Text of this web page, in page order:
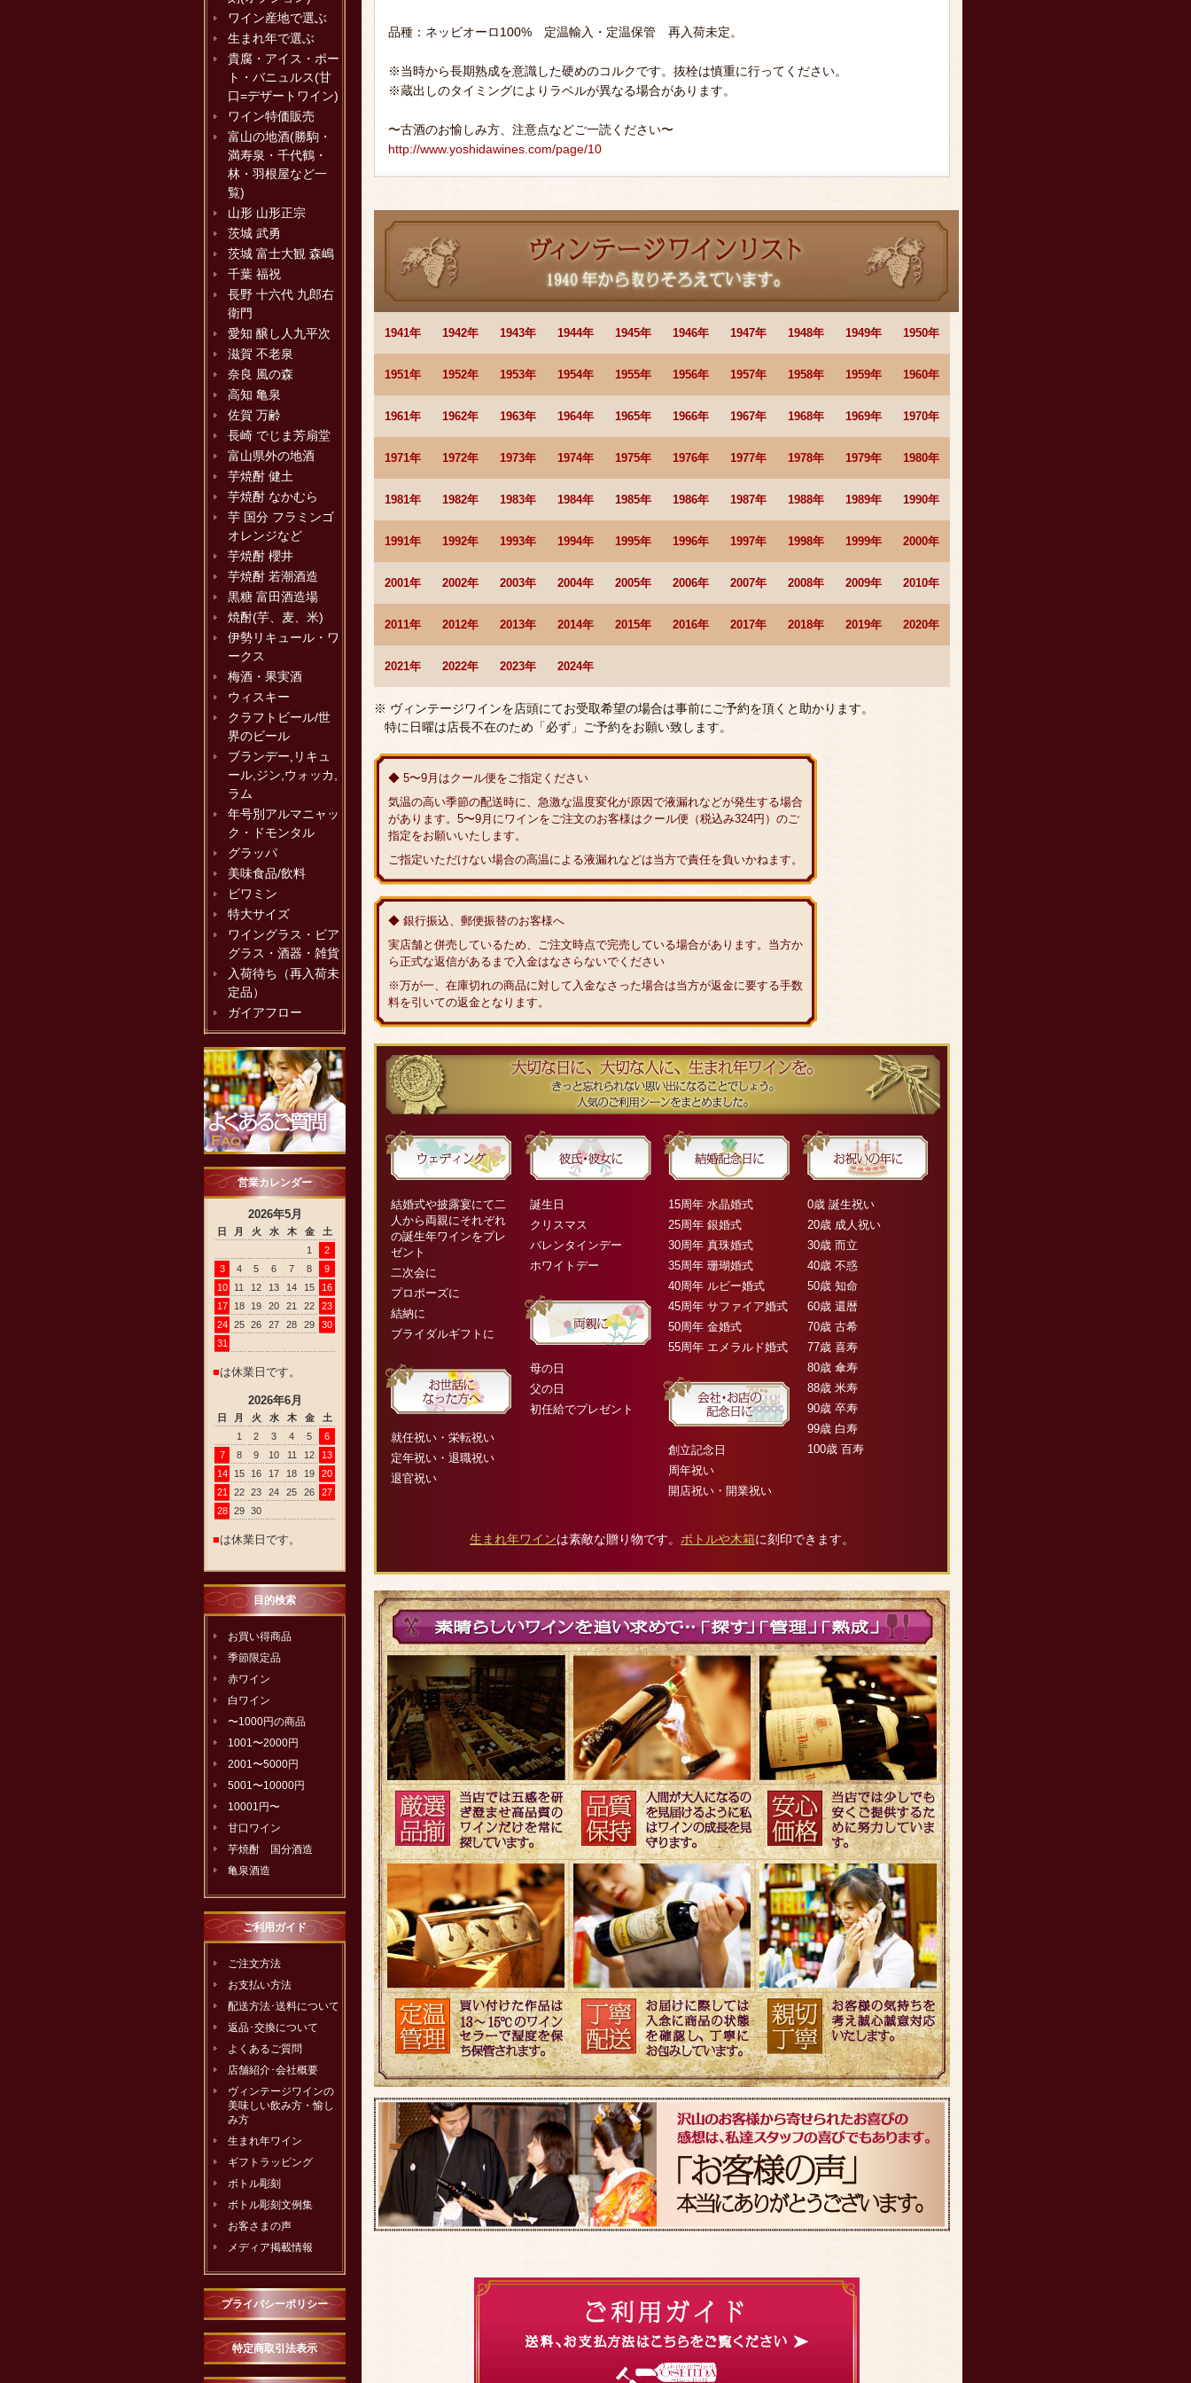
ワイン産地で選ぶ
生まれ年で選ぶ
貴腐・アイス・ポー
ト・バニュルス(甘
口=デザートワイン)
ワイン特価販売
富山の地酒(勝駒・
満寿泉・千代鶴・
林・羽根屋など一
覧)
山形 山形正宗
茨城 武勇
茨城 富士大観 森嶋
千葉 福祝
長野 十六代 九郎右
衛門
愛知 醸し人九平次
滋賀 不老泉
奈良 風の森
高知 亀泉
佐賀 万齢
長崎 でじま芳扇堂
富山県外の地酒
芋焼酎 健土
芋焼酎 なかむら
芋 国分 フラミンゴ
オレンジなど
芋焼酎 櫻井
芋焼酎 若潮酒造
黒糖 富田酒造場
焼酎(芋、麦、米)
伊勢リキュール・ワ
ークス
梅酒・果実酒
ウィスキー
クラフトビール/世
界のビール
ブランデー,リキュ
ール,ジン,ウォッカ,
ラム
年号別アルマニャッ
ク・ドモンタル
グラッパ
美味食品/飲料
ビワミン
特大サイズ
ワイングラス・ビア
グラス・酒器・雑貨
入荷待ち（再入荷未
定品）
ガイアフロー
営業カレンダー
2026年5月
日 月 火 水 木 金
土
1
2
3
4 5 6 7 8
9
10
11 12 13 14 15
16
17
18 19 20 21 22
23
24
25 26 27 28 29
30
31
■は休業日です。
2026年6月
日 月 火 水 木 金
土
1
2 3 4 5
6
7
8 9 10 11 12
13
14
15 16 17 18 19
20
21
22 23 24 25 26
27
28
29 30
■は休業日です。
目的検索
お買い得商品
季節限定品
赤ワイン
白ワイン
〜1000円の商品
1001〜2000円
2001〜5000円
5001〜10000円
10001円〜
甘口ワイン
芋焼酎 国分酒造
亀泉酒造
ご利用ガイド
ご注文方法
お支払い方法
配送方法･送料について
返品･交換について
よくあるご質問
店舗紹介･会社概要
ヴィンテージワインの
美味しい飲み方・愉し
み方
生まれ年ワイン
ギフトラッピング
ボトル彫刻
ボトル彫刻文例集
お客さまの声
メディア掲載情報
プライバシーポリシー
特定商取引法表示
品種：ネッビオーロ100% 定温輸入・定温保管 再入荷未定。
※当時から長期熟成を意識した硬めのコルクです。抜栓は慎重に行ってください。
※蔵出しのタイミングによりラベルが異なる場合があります。
〜古酒のお愉しみ方、注意点などご一読ください〜
http://www.yoshidawines.com/page/10
1941年 1942年 1943年 1944年 1945年 1946年 1947年 1948年 1949年 1950年
1951年 1952年 1953年 1954年 1955年 1956年 1957年 1958年 1959年 1960年
1961年 1962年 1963年 1964年 1965年 1966年 1967年 1968年 1969年 1970年
1971年 1972年 1973年 1974年 1975年 1976年 1977年 1978年 1979年 1980年
1981年 1982年 1983年 1984年 1985年 1986年 1987年 1988年 1989年 1990年
1991年 1992年 1993年 1994年 1995年 1996年 1997年 1998年 1999年 2000年
2001年 2002年 2003年 2004年 2005年 2006年 2007年 2008年 2009年 2010年
2011年 2012年 2013年 2014年 2015年 2016年 2017年 2018年 2019年 2020年
2021年 2022年 2023年 2024年
※ ヴィンテージワインを店頭にてお受取希望の場合は事前にご予約を頂くと助かります。
特に日曜は店長不在のため「必ず」ご予約をお願い致します。
◆ 5〜9月はクール便をご指定ください
気温の高い季節の配送時に、急激な温度変化が原因で液漏れなどが発生する場合
があります。5〜9月にワインをご注文のお客様はクール便（税込み324円）のご
指定をお願いいたします。
ご指定いただけない場合の高温による液漏れなどは当方で責任を負いかねます。
◆ 銀行振込、郵便振替のお客様へ
実店舗と併売しているため、ご注文時点で完売している場合があります。当方か
ら正式な返信があるまで入金はなさらないでください
※万が一、在庫切れの商品に対して入金なさった場合は当方が返金に要する手数
料を引いての返金となります。
結婚式や披露宴にて二
人から両親にそれぞれ
の誕生年ワインをプレ
ゼント
二次会に
プロポーズに
結納に
ブライダルギフトに
就任祝い・栄転祝い
定年祝い・退職祝い
退官祝い
誕生日
クリスマス
バレンタインデー
ホワイトデー
母の日
父の日
初任給でプレゼント
15周年 水晶婚式
25周年 銀婚式
30周年 真珠婚式
35周年 珊瑚婚式
40周年 ルビー婚式
45周年 サファイア婚式
50周年 金婚式
55周年 エメラルド婚式
創立記念日
周年祝い
開店祝い・開業祝い
0歳 誕生祝い
20歳 成人祝い
30歳 而立
40歳 不惑
50歳 知命
60歳 還暦
70歳 古希
77歳 喜寿
80歳 傘寿
88歳 米寿
90歳 卒寿
99歳 白寿
100歳 百寿
生まれ年ワインは素敵な贈り物です。 ボトルや木箱に刻印できます。